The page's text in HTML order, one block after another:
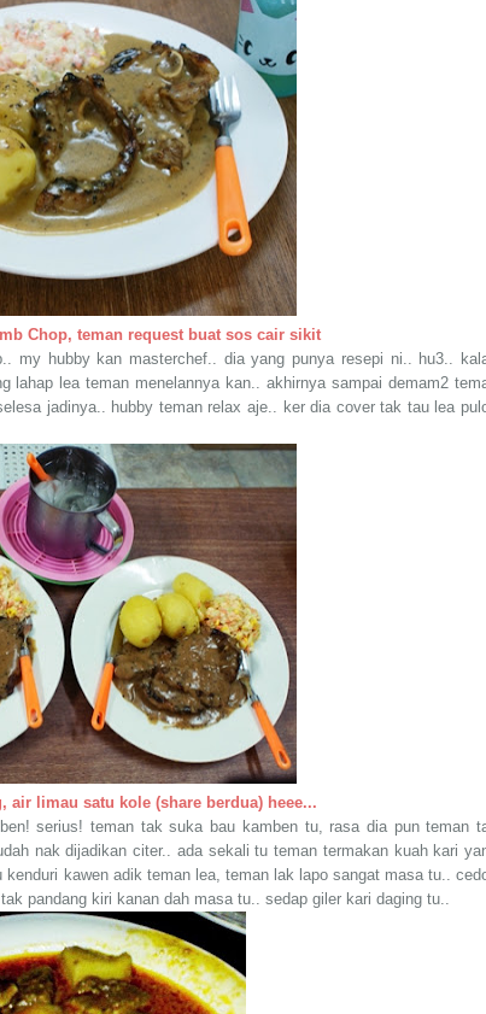
Chop, teman request buat sos cair sikit
my hubby kan masterchef.. dia yang punya resepi ni.. hu3..
lahap lea teman menelannya kan.. akhirnya sampai demam2
jadinya.. hubby teman relax aje.. ker dia cover tak tau lea
air limau satu kole (share berdua) heee...
serius! teman tak suka bau kamben tu, rasa dia pun teman
nak dijadikan citer.. ada sekali tu teman termakan kuah kari
kawen adik teman lea, teman lak lapo sangat masa tu..
pandang kiri kanan dah masa tu.. sedap giler kari daging tu..